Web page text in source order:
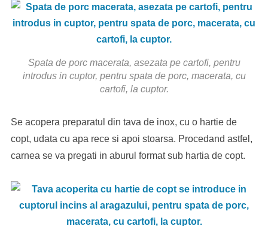
Spata de porc macerata, asezata pe cartofi, pentru
introdus in cuptor, pentru spata de porc, macerata, cu
cartofi, la cuptor.
Se acopera preparatul din tava de inox, cu o hartie de
copt, udata cu apa rece si apoi stoarsa. Procedand astfel,
carnea se va pregati in aburul format sub hartia de copt.